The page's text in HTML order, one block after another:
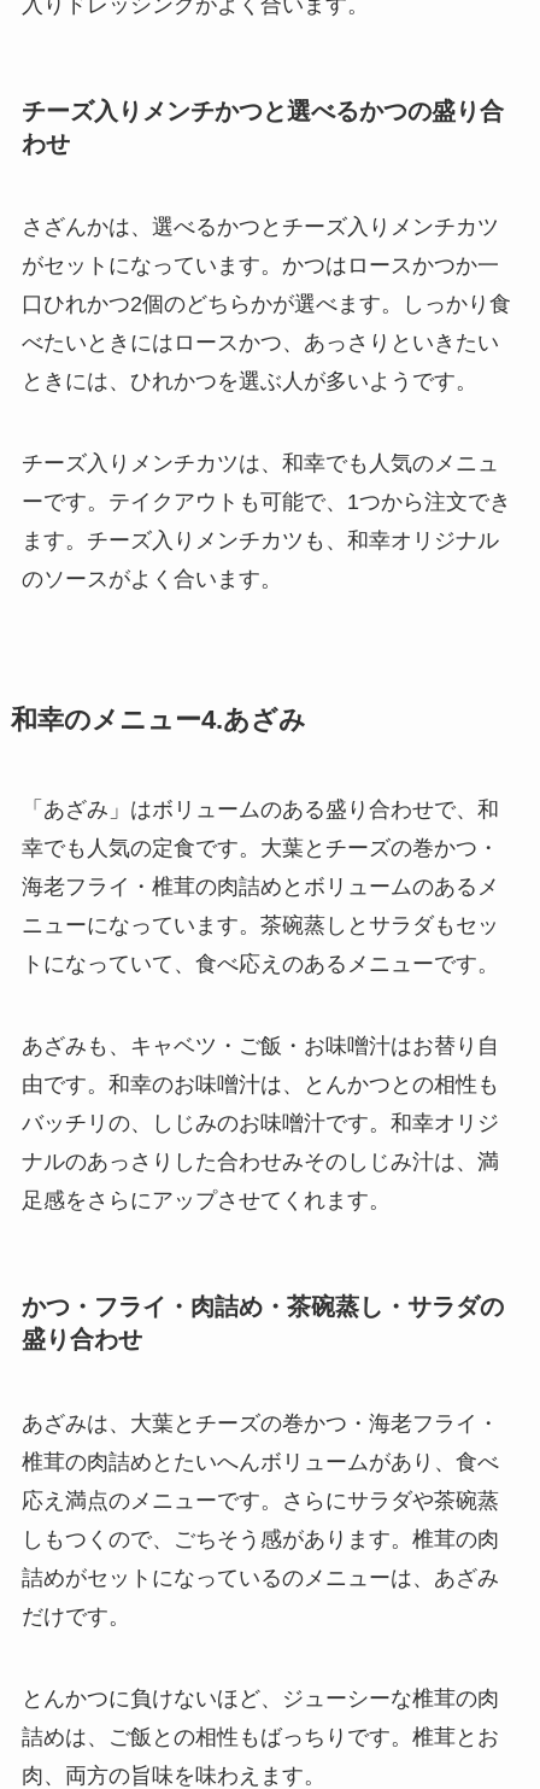
チーズ入りメンチかつと選べるかつの盛り合
わせ
さざんかは、選べるかつとチーズ入りメンチカツ
がセットになっています。かつはロースかつか一
口ひれかつ2個のどちらかが選べます。しっかり食
べたいときにはロースかつ、あっさりといきたい
ときには、ひれかつを選ぶ人が多いようです。
チーズ入りメンチカツは、和幸でも人気のメニュ
ーです。テイクアウトも可能で、1つから注文でき
ます。チーズ入りメンチカツも、和幸オリジナル
のソースがよく合います。
和幸のメニュー4.あざみ
「あざみ」はボリュームのある盛り合わせで、和
幸でも人気の定食です。大葉とチーズの巻かつ・
海老フライ・椎茸の肉詰めとボリュームのあるメ
ニューになっています。茶碗蒸しとサラダもセッ
トになっていて、食べ応えのあるメニューです。
あざみも、キャベツ・ご飯・お味噌汁はお替り自
由です。和幸のお味噌汁は、とんかつとの相性も
バッチリの、しじみのお味噌汁です。和幸オリジ
ナルのあっさりした合わせみそのしじみ汁は、満
足感をさらにアップさせてくれます。
かつ・フライ・肉詰め・茶碗蒸し・サラダの
盛り合わせ
あざみは、大葉とチーズの巻かつ・海老フライ・
椎茸の肉詰めとたいへんボリュームがあり、食べ
応え満点のメニューです。さらにサラダや茶碗蒸
しもつくので、ごちそう感があります。椎茸の肉
詰めがセットになっているのメニューは、あざみ
だけです。
とんかつに負けないほど、ジューシーな椎茸の肉
詰めは、ご飯との相性もばっちりです。椎茸とお
肉、両方の旨味を味わえます。